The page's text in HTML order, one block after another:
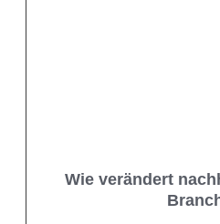
Wie verändert